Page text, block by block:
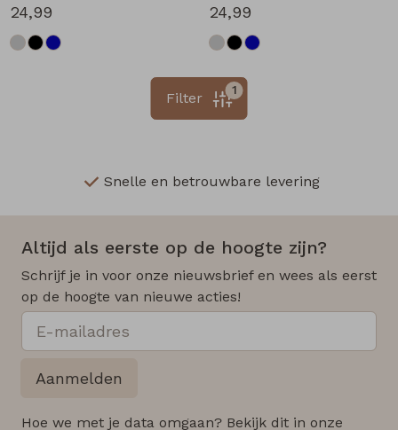
24,99
24,99
1
Filter
Snelle en betrouwbare levering
Altijd als eerste op de hoogte zijn?
Schrijf je in voor onze nieuwsbrief en wees als eerst
op de hoogte van nieuwe acties!
Aanmelden
Hoe we met je data omgaan? Bekijk dit in onze